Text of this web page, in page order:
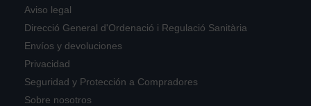
Aviso legal
Direcció General d'Ordenació i Regulació Sanitària
Envíos y devoluciones
Privacidad
Seguridad y Protección a Compradores
Sobre nosotros